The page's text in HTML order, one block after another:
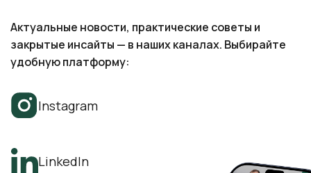
Instagram
LinkedIn
Facebook